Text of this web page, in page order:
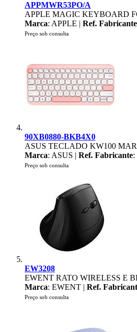
APPMWR53PO/A
APPLE MAGIC KEYBOARD
Marca: APPLE | Ref. Fabricante
Preço sob consulta
90XB0880-BKB4X0
ASUS TECLADO KW100
Marca: ASUS | Ref. Fabricante:
Preço sob consulta
EW3208
EWENT RATO WIRELESS E
Marca: EWENT | Ref.
Preço sob consulta